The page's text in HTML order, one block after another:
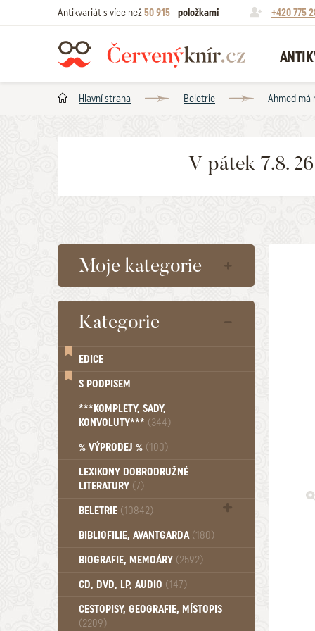
Antikvariát s více než50 915 položkami +420 775
Hlavní strana Beletrie Ahmed má
V pátek 7.8.
Moje kategorie
Kategorie
EDICE
S PODPISEM
***KOMPLETY, SADY,
KONVOLUTY*** (344)
% VÝPRODEJ % (100)
LEXIKONY DOBRODRUŽNÉ
LITERATURY (7)
BELETRIE (10842)
Beletrie - Historická (1388)
Beletrie - Povídky (1758)
Beletrie - Válečné romány (489)
Beletrie - Ženské a dívčí romány
(1522)
BIBLIOFILIE, AVANTGARDA (180)
BIOGRAFIE, MEMOÁRY (2592)
CD, DVD, LP, AUDIO (147)
CESTOPISY, GEOGRAFIE, MÍSTOPIS
(2209)